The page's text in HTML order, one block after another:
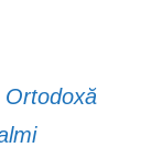
Ortodoxă